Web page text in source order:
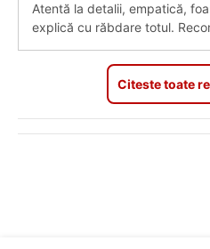
Atentă la detalii, empatică,
explică cu răbdare totul.
Citeste toate